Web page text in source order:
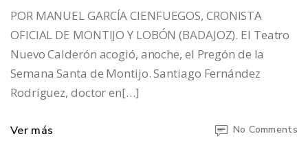
POR MANUEL GARCÍA CIENFUEGOS, CRONISTA
OFICIAL DE MONTIJO Y LOBÓN (BADAJOZ). El Teatro
Nuevo Calderón acogió, anoche, el Pregón de la
Semana Santa de Montijo. Santiago Fernández
Rodríguez, doctor en[…]
Ver más No Comments